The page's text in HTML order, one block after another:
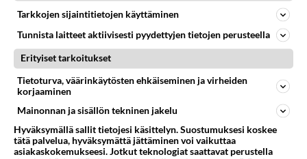
Tarkkojen sijaintitietojen käyttäminen
Tunnista laitteet aktiivisesti pyydettyjen tietojen perusteella
Erityiset tarkoitukset
Tietoturva, väärinkäytösten ehkäiseminen ja virheiden
korjaaminen
Mainonnan ja sisällön tekninen jakelu
Hyväksymällä sallit tietojesi käsittelyn. Suostumuksesi koskee
tätä palvelua, hyväksymättä jättäminen voi vaikuttaa
asiakaskokemukseesi. Jotkut teknologiat saattavat perustella